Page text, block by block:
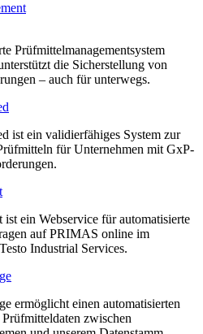
Prüfmittelmanagementsystem
die Sicherstellung von
– auch für unterwegs.
ist ein validierfähiges System zur
für Unternehmen mit GxP-
ein Webservice für automatisierte
auf PRIMAS online im
Industrial Services.
ermöglicht einen automatisierten
zwischen